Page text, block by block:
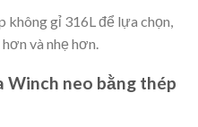
không gỉ 316L để lựa chọn,
và nhẹ hơn.
Winch neo bằng thép